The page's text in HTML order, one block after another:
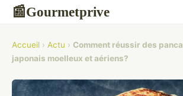
📰Gourmetprive
Accueil › Actu › Comment réussir des
japonais moelleux et aériens?